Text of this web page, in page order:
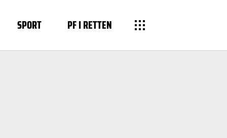
SPORT PF I RETTEN